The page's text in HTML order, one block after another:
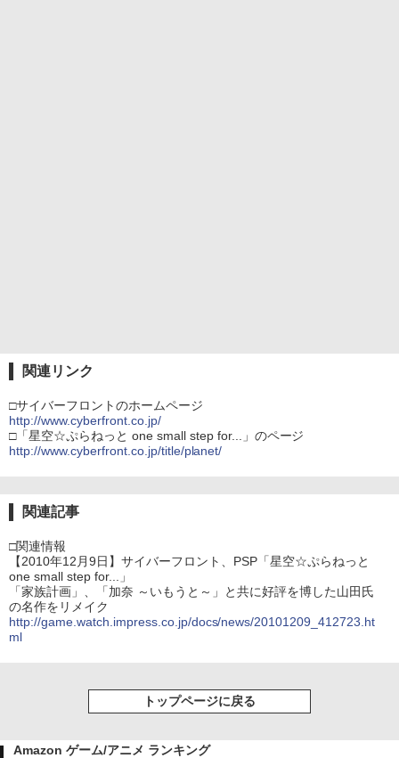
関連リンク
□サイバーフロントのホームページ
http://www.cyberfront.co.jp/
□「星空☆ぷらねっと one small step for...」のページ
http://www.cyberfront.co.jp/title/planet/
関連記事
□関連情報
【2010年12月9日】サイバーフロント、PSP「星空☆ぷらねっと
one small step for...」
「家族計画」、「加奈 ～いもうと～」と共に好評を博した山田氏
の名作をリメイク
http://game.watch.impress.co.jp/docs/news/20101209_412723.ht
ml
トップページに戻る
Amazon ゲーム/アニメ ランキング